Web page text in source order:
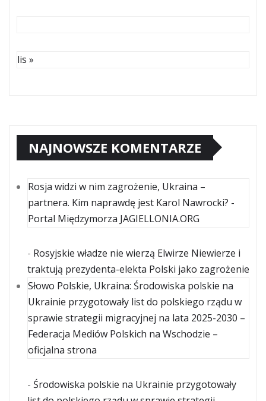
lis »
NAJNOWSZE KOMENTARZE
Rosja widzi w nim zagrożenie, Ukraina –
partnera. Kim naprawdę jest Karol Nawrocki? -
Portal Międzymorza JAGIELLONIA.ORG
- Rosyjskie władze nie wierzą Elwirze Niewierze i
traktują prezydenta-elekta Polski jako zagrożenie
Słowo Polskie, Ukraina: Środowiska polskie na
Ukrainie przygotowały list do polskiego rządu w
sprawie strategii migracyjnej na lata 2025-2030 –
Federacja Mediów Polskich na Wschodzie –
oficjalna strona
- Środowiska polskie na Ukrainie przygotowały